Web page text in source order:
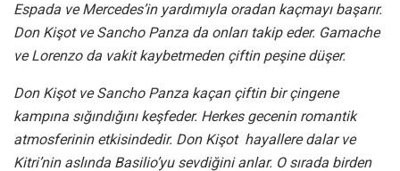
Espada ve Mercedes’in yardımıyla oradan kaçmayı başarır.
Don Kişot ve Sancho Panza da onları takip eder. Gamache
ve Lorenzo da vakit kaybetmeden çiftin peşine düşer.
Don Kişot ve Sancho Panza kaçan çiftin bir çingene
kampına sığındığını keşfeder. Herkes gecenin romantik
atmosferinin etkisindedir. Don Kişot hayallere dalar ve
Kitri’nin aslında Basilio’yu sevdiğini anlar. O sırada birden